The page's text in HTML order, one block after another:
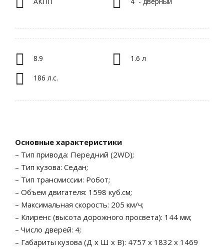
8.9 1.6 л
186 л.с.
Основные характеристики
– Тип привода: Передний (2WD);
– Тип кузова: Седан;
– Тип трансмиссии: Робот;
– Объем двигателя: 1598 куб.см;
– Максимальная скорость: 205 км/ч;
– Клиренс (высота дорожного просвета): 144 мм;
– Число дверей: 4;
– Габариты кузова (Д x Ш x В): 4757 x 1832 x 1469